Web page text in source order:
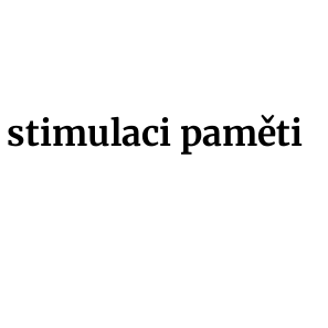
stimulaci paměti